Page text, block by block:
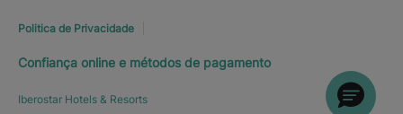
Politica de Privacidade
Confiança online e métodos de pagamento
Iberostar Hotels & Resorts